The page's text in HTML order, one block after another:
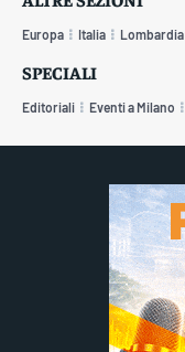
Europa Italia Lombardia
SPECIALI
Editoriali Eventi a Milano